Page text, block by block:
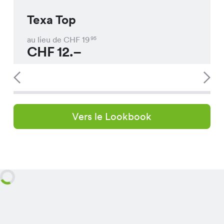
Texa Top
au lieu de CHF 1995
CHF12.–
Vers le Lookbook